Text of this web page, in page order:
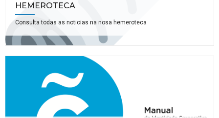
HEMEROTECA
Consulta todas as noticias na nosa hemeroteca